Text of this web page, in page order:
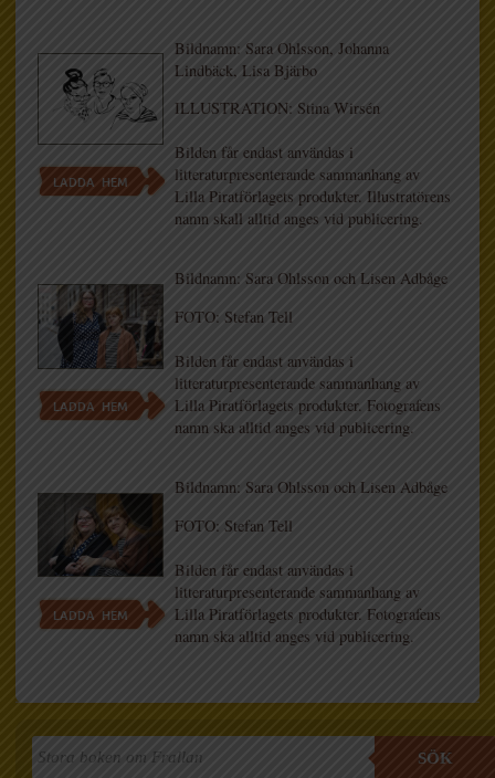
LADDA HEM
Bildnamn: Sara Ohlsson, Johanna
Lindbäck, Lisa Bjärbo
ILLUSTRATION: Stina Wirsén
Bilden får endast användas i
litteraturpresenterande sammanhang av
Lilla Piratförlagets produkter. Illustratörens
namn skall alltid anges vid publicering.
LADDA HEM
Bildnamn: Sara Ohlsson och Lisen Adbåge
FOTO: Stefan Tell
Bilden får endast användas i
litteraturpresenterande sammanhang av
Lilla Piratförlagets produkter. Fotografens
namn ska alltid anges vid publicering.
LADDA HEM
Bildnamn: Sara Ohlsson och Lisen Adbåge
FOTO: Stefan Tell
Bilden får endast användas i
litteraturpresenterande sammanhang av
Lilla Piratförlagets produkter. Fotografens
namn ska alltid anges vid publicering.
SÖK